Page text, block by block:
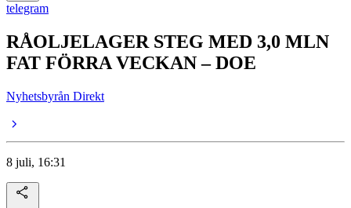
telegram
RÅOLJELAGER STEG MED 3,0 MLN
FAT FÖRRA VECKAN – DOE
Nyhetsbyrån Direkt
8 juli, 16:31